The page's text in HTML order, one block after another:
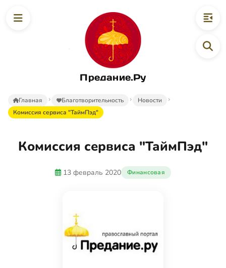
Предание.Ру
Главная Благотворительность
Новости
Комиссия сервиса "ТаймПэд"
Комиссия сервиса "ТаймПэд"
13 февраль 2020 Финансовая